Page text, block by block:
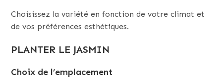
Choisissez la variété en fonction de votre climat et
de vos préférences esthétiques.
PLANTER LE JASMIN
Choix de l’emplacement